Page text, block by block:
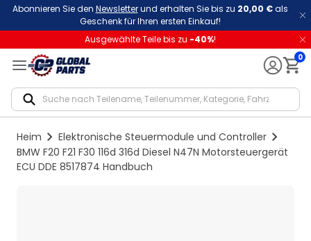
Abonnieren Sie den Newsletterund erhalten Sie bis zu 20,00 €als
Geschenk für Ihren ersten Einkauf!
Ausgewählte Teile bis zu -40%!
0
Heim
Elektronische Steuermodule und Controller
BMW F20 F21 F30 116d 316d Diesel N47N Motorsteuergerät
ECU DDE 8517874 Handbuch